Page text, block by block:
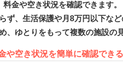
金や空き状況を確認できます。
、生活保護や月8万円以下など
ゆとりをもって複数の施設の
や空き状況を簡単に確認できる